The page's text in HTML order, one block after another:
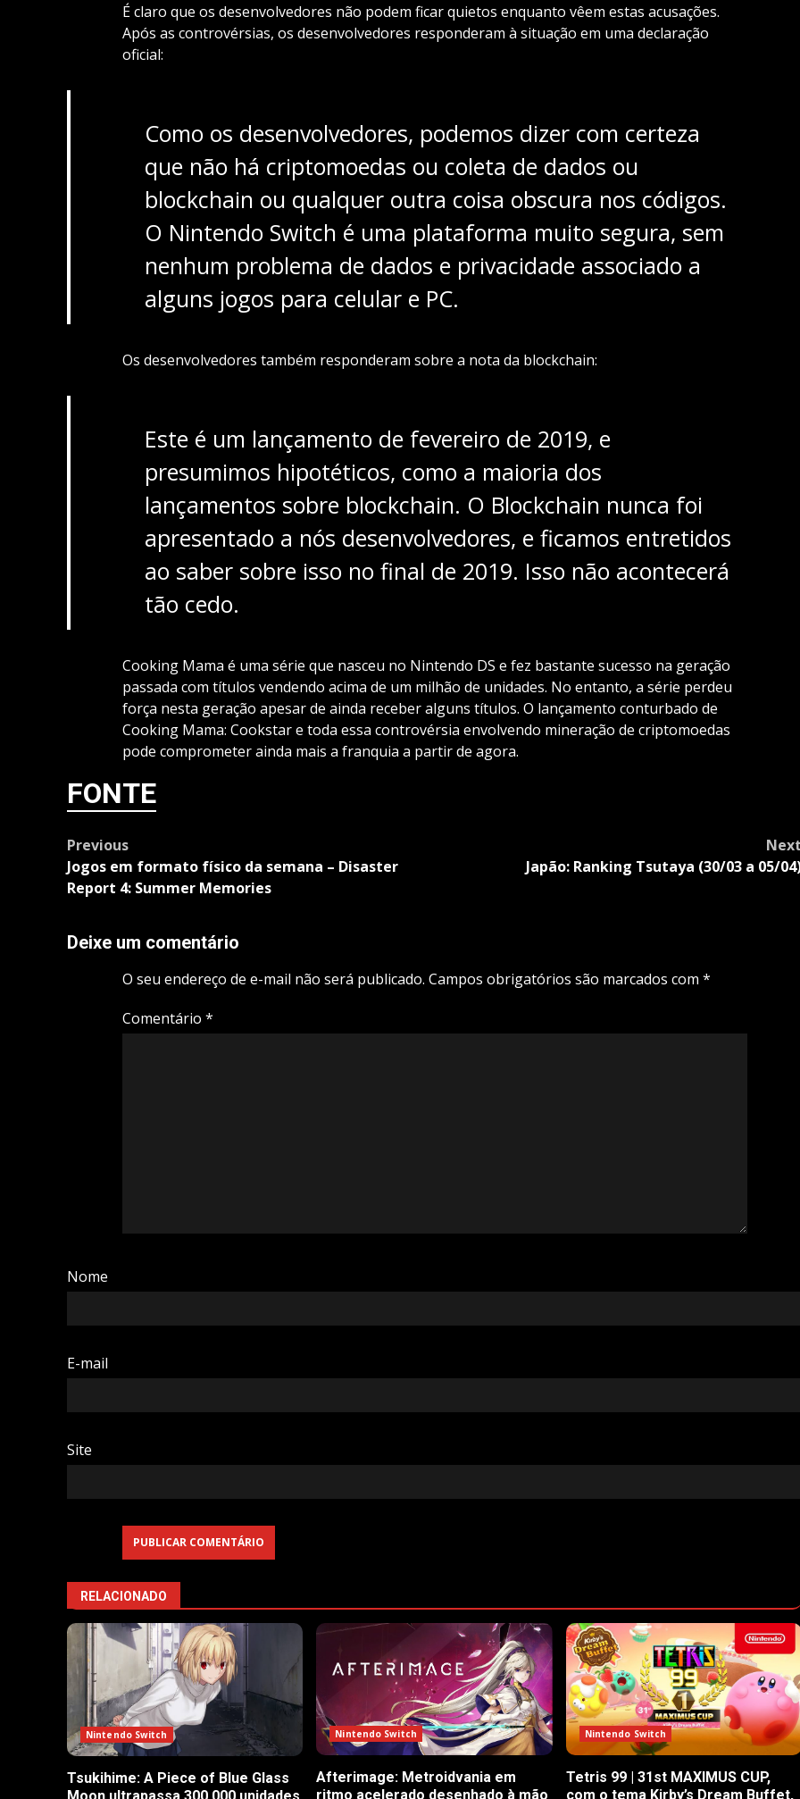
É claro que os desenvolvedores não podem ficar quietos enquanto vêem estas acusações.
Após as controvérsias, os desenvolvedores responderam à situação em uma declaração
oficial:
Como os desenvolvedores, podemos dizer com certeza
que não há criptomoedas ou coleta de dados ou
blockchain ou qualquer outra coisa obscura nos códigos.
O Nintendo Switch é uma plataforma muito segura, sem
nenhum problema de dados e privacidade associado a
alguns jogos para celular e PC.
Os desenvolvedores também responderam sobre a nota da blockchain:
Este é um lançamento de fevereiro de 2019, e
presumimos hipotéticos, como a maioria dos
lançamentos sobre blockchain. O Blockchain nunca foi
apresentado a nós desenvolvedores, e ficamos entretidos
ao saber sobre isso no final de 2019. Isso não acontecerá
tão cedo.
Cooking Mama é uma série que nasceu no Nintendo DS e fez bastante sucesso na geração
passada com títulos vendendo acima de um milhão de unidades. No entanto, a série perdeu
força nesta geração apesar de ainda receber alguns títulos. O lançamento conturbado de
Cooking Mama: Cookstar e toda essa controvérsia envolvendo mineração de criptomoedas
pode comprometer ainda mais a franquia a partir de agora.
FONTE
Post
navigation
Previous
Jogos em formato físico da semana – Disaster
Report 4: Summer Memories
Japão: Ranking Tsutaya (30/03 a 05/
Deixe um comentário
O seu endereço de e-mail não será publicado. Campos obrigatórios são marcados com *
Comentário *
Nome
E-mail
Site
RELACIONADO
Nintendo Switch
Tsukihime: A Piece of Blue Glass
Moon ultrapassa 300,000 unidades
Nintendo Switch
Afterimage: Metroidvania em
ritmo acelerado desenhado à mão
Nintendo Switch
Tetris 99 | 31st MAXIMUS CUP,
com o tema Kirby’s Dream Buffet,